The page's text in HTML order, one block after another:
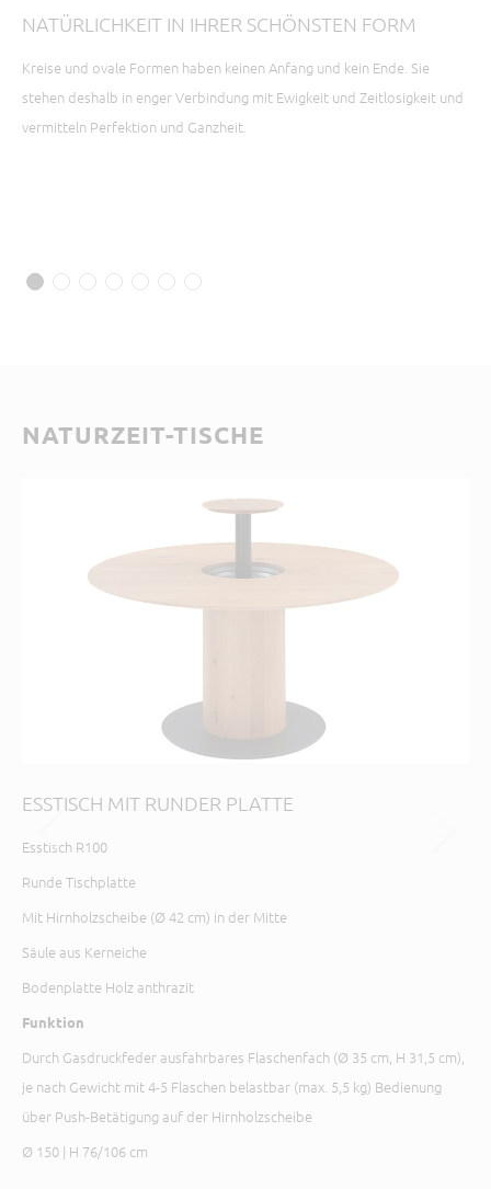
NATÜRLICHKEIT IN IHRER SCHÖNSTEN FORM
Kreise und ovale Formen haben keinen Anfang und kein Ende. Sie
stehen deshalb in enger Verbindung mit Ewigkeit und Zeitlosigkeit und
vermitteln Perfektion und Ganzheit.
NATURZEIT-TISCHE
ESSTISCH MIT RUNDER PLATTE
Esstisch R100
Runde Tischplatte
Mit Hirnholzscheibe (Ø 42 cm) in der Mitte
Säule aus Kerneiche
Bodenplatte Holz anthrazit
Funktion
Durch Gasdruckfeder ausfahrbares Flaschenfach (Ø 35 cm, H 31,5 cm),
je nach Gewicht mit 4-5 Flaschen belastbar (max. 5,5 kg) Bedienung
über Push-Betätigung auf der Hirnholzscheibe
Ø 150 | H 76/106 cm